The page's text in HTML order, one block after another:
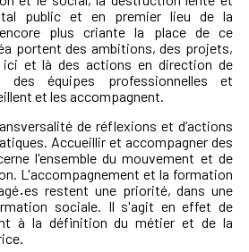
public et en premier lieu de la
plus criante la place de ce
portent des ambitions, des projets,
et là des actions en direction de
équipes professionnelles et
et les accompagnent.
de réflexions et d’actions
Accueillir et accompagner des
l'ensemble du mouvement et de
L'accompagnement et la formation
·es restent une priorité, dans une
sociale. Il s'agit en effet de
à la définition du métier et de la